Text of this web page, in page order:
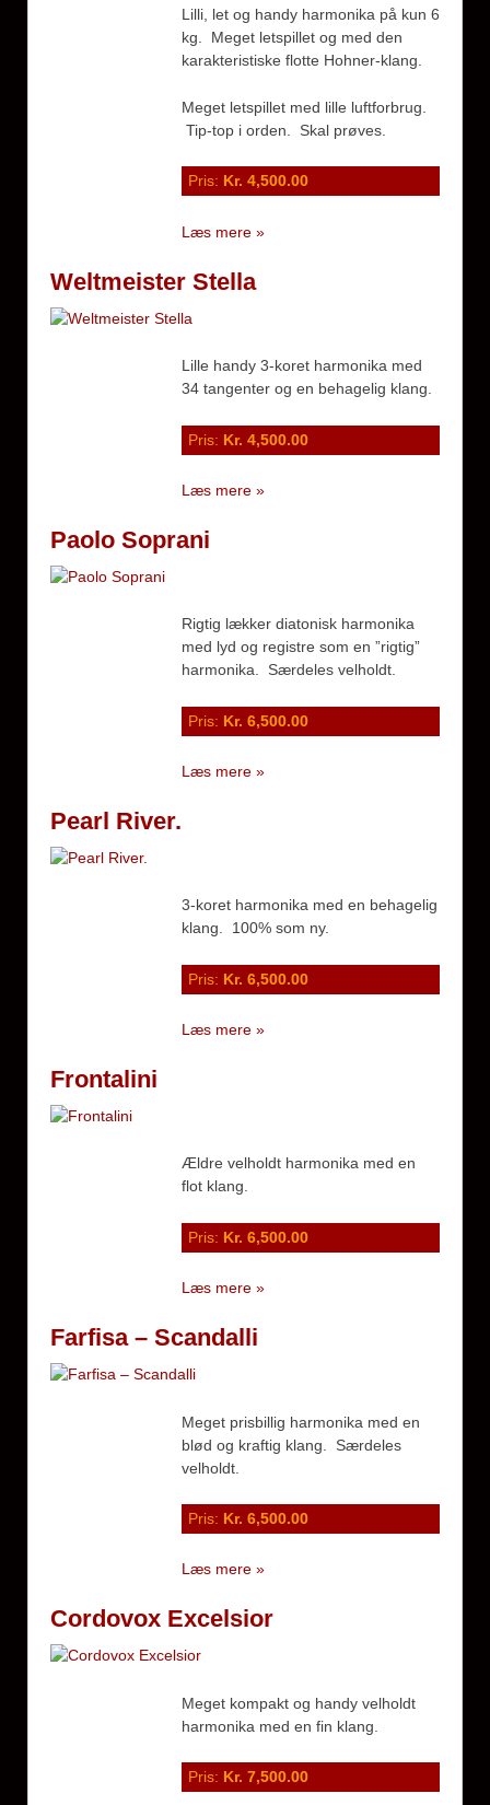
Lilli, let og handy harmonika på kun 6
kg. Meget letspillet og med den
karakteristiske flotte Hohner-klang.
Meget letspillet med lille luftforbrug.
Tip-top i orden. Skal prøves.
Pris: Kr. 4,500.00
Læs mere »
Weltmeister Stella
Lille handy 3-koret harmonika med
34 tangenter og en behagelig klang.
Pris: Kr. 4,500.00
Læs mere »
Paolo Soprani
Rigtig lækker diatonisk harmonika
med lyd og registre som en ”rigtig”
harmonika. Særdeles velholdt.
Pris: Kr. 6,500.00
Læs mere »
Pearl River.
3-koret harmonika med en behagelig
klang. 100% som ny.
Pris: Kr. 6,500.00
Læs mere »
Frontalini
Ældre velholdt harmonika med en
flot klang.
Pris: Kr. 6,500.00
Læs mere »
Farfisa – Scandalli
Meget prisbillig harmonika med en
blød og kraftig klang. Særdeles
velholdt.
Pris: Kr. 6,500.00
Læs mere »
Cordovox Excelsior
Meget kompakt og handy velholdt
harmonika med en fin klang.
Pris: Kr. 7,500.00